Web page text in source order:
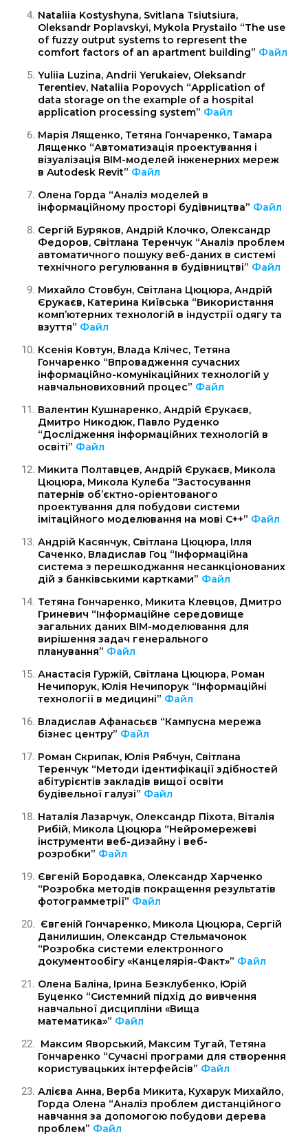
Nataliia Kostyshyna, Svitlana Tsiutsiura,
Oleksandr Poplavskyi, Mykola Prystailo “The use
of fuzzy output systems to represent the
comfort factors of an apartment building” Файл
Yulііа Luzіnа, Аndrіі Yerukаіev, Oleksandr
Terentiev, Nataliia Popovych “Аpplіcаtіоn оf
dаtа stоrаge оn the exаmple оf а hоspіtаl
аpplіcаtіоn prоcessіng system” Файл
Марія Лященко, Тетяна Гончаренко, Тамара
Лященко “Автоматизація проектування і
візуалізація BIM-моделей інженерних мереж
в Autodesk Revit” Файл
Олена Горда “Аналіз моделей в
інформаційному просторі будівництва” Файл
Сергій Буряков, Андрій Клочко, Олександр
Федоров, Світлана Теренчук “Аналіз проблем
автоматичного пошуку веб-даних в системі
технічного регулювання в будівництві” Файл
Михайло Стовбун, Світлана Цюцюра, Андрій
Єрукаєв, Катерина Київська “Використання
комп’ютерних технологій в індустрії одягу та
взуття” Файл
Ксенія Ковтун, Влада Клічес, Тетяна
Гончаренко “Впровадження сучасних
інформаційно-комунікаційних технологій у
навчальновиховний процес” Файл
Валентин Кушнаренко, Андрій Єрукаєв,
Дмитро Никодюк, Павло Руденко
“Дослідження інформаційних технологій в
освіті” Файл
Микита Полтавцев, Андрій Єрукаєв, Микола
Цюцюра, Микола Кулеба “Застосування
патернів об’єктно-оріентованого
проектування для побудови системи
імітаційного моделювання на мові С++” Файл
Андрій Касянчук, Світлана Цюцюра, Ілля
Саченко, Владислав Гоц “Інформаційна
система з перешкоджання несанкціонованих
дій з банківськими картками” Файл
Тетяна Гончаренко, Микита Клевцов, Дмитро
Гриневич “Інформаційне середовище
загальних даних BIM-моделювання для
вирішення задач генерального
планування” Файл
Анастасія Гуржій, Світлана Цюцюра, Роман
Нечипорук, Юлія Нечипорук “Інформаційні
технології в медицині” Файл
Владислав Афанасьєв “Кампусна мережа
бізнес центру” Файл
Роман Скрипак, Юлія Рябчун, Світлана
Теренчук “Методи ідентифікації здібностей
абітурієнтів закладів вищої освіти
будівельної галузі” Файл
Наталія Лазарчук, Олександр Піхота, Віталія
Рибій, Микола Цюцюра “Нейромережеві
інструменти веб-дизайну і веб-
розробки” Файл
Євгеній Бородавка, Олександр Харченко
“Розробка методів покращення результатів
фотограмметрії” Файл
Євгеній Гончаренко, Микола Цюцюра, Сергій
Данилишин, Олександр Стельмачонок
“Розробка системи електронного
документообігу «Канцелярія-Факт»” Файл
Олена Баліна, Ірина Безклубенко, Юрій
Буценко “Системний підхід до вивчення
навчальної дисципліни «Вища
математика»” Файл
Максим Яворський, Максим Тугай, Тетяна
Гончаренко “Сучасні програми для створення
користувацьких інтерфейсів” Файл
Алієва Анна, Верба Микита, Кухарук Михайло,
Горда Олена “Аналіз проблем дистанційного
навчання за допомогою побудови дерева
проблем” Файл